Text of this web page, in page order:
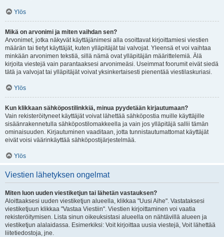
Ylös
Mikä on arvonimi ja miten vaihdan sen?
Arvonimet, jotka näkyvät käyttäjänimesi alla osoittavat kirjoittamiesi viestien
määrän tai tietyt käyttäjät, kuten ylläpitäjät tai valvojat. Yleensä et voi vaihtaa
minkään arvonimen tekstiä, sillä nämä ovat ylläpitäjän määrittelemiä. Älä
kirjoita viestejä vain parantaaksesi arvonimeäsi. Useimmat foorumit eivät siedä
tätä ja valvojat tai ylläpitäjät voivat yksinkertaisesti pienentää viestilaskuriasi.
Ylös
Kun klikkaan sähköpostilinkkiä, minua pyydetään kirjautumaan?
Vain rekisteröityneet käyttäjät voivat lähettää sähköpostia muille käyttäjille
sisäänrakennetulla sähköpostilomakkeella ja vain jos ylläpitäjä sallii tämän
ominaisuuden. Kirjautuminen vaaditaan, jotta tunnistautumattomat käyttäjät
eivät voisi väärinkäyttää sähköpostijärjestelmää.
Ylös
Viestien lähetyksen ongelmat
Miten luon uuden viestiketjun tai lähetän vastauksen?
Aloittaaksesi uuden viestiketjun alueella, klikkaa "Uusi Aihe". Vastataksesi
viestiketjuun klikkaa "Vastaa Viestiin". Viestien kirjoittaminen voi vaatia
rekisteröitymisen. Lista sinun oikeuksistasi alueella on nähtävillä alueen ja
viestiketjun alalaidassa. Esimerkiksi: Voit kirjoittaa uusia viestejä, Voit lähettää
liitetiedostoja, jne.